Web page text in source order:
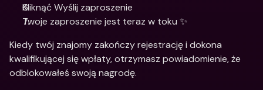
Kliknąć Wyślij zaproszenie
Twoje zaproszenie jest teraz w toku ✨
Kiedy twój znajomy zakończy rejestrację i dokona
kwalifikującej się wpłaty, otrzymasz powiadomienie, że
odblokowałeś swoją nagrodę.